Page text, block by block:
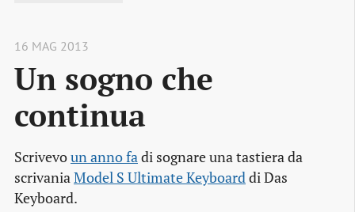
16 MAG 2013
Un sogno che
continua
Scrivevoun anno fadi sognare una tastiera da
scrivaniaModel S Ultimate Keyboarddi Das
Keyboard.